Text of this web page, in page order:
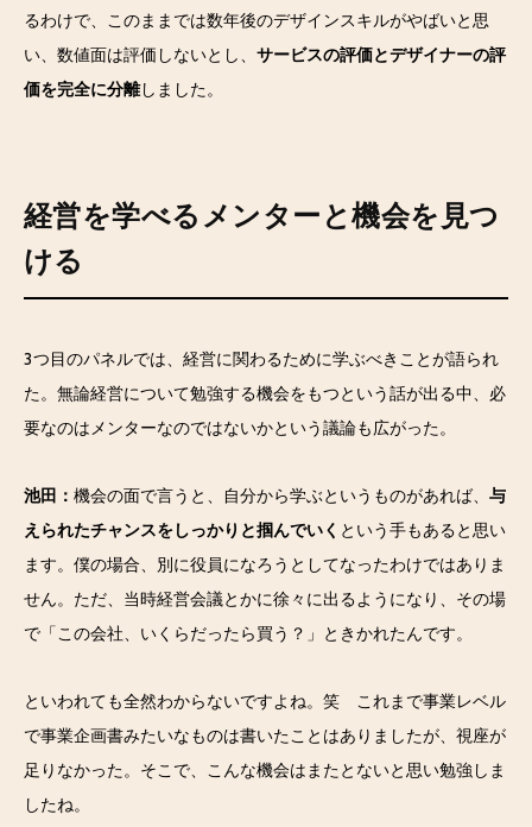
るわけで、このままでは数年後のデザインスキルがやばいと思
い、数値面は評価しないとし、 サービスの評価とデザイナーの評
価を完全に分離しました。
経営を学べるメンターと機会を見つ
ける
3つ目のパネルでは、経営に関わるために学ぶべきことが語られ
た。無論経営について勉強する機会をもつという話が出る中、必
要なのはメンターなのではないかという議論も広がった。
池田： 機会の面で言うと、自分から学ぶというものがあれば、 与
えられたチャンスをしっかりと掴んでいく という手もあると思い
ます。僕の場合、別に役員になろうとしてなったわけではありま
せん。ただ、当時経営会議とかに徐々に出るようになり、その場
で「この会社、いくらだったら買う？」ときかれたんです。
といわれても全然わからないですよね。笑 これまで事業レベル
で事業企画書みたいなものは書いたことはありましたが、視座が
足りなかった。そこで、こんな機会はまたとないと思い勉強しま
したね。